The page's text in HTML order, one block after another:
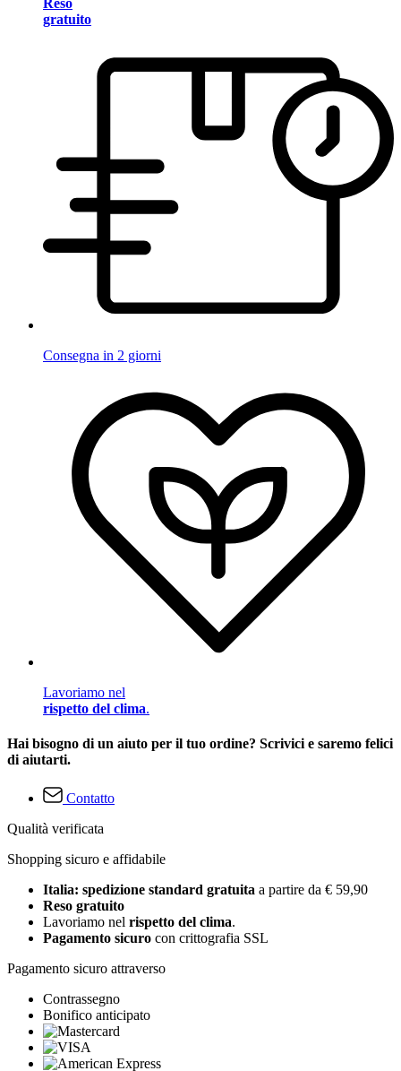
gratuito
Consegna in 2 giorni
Lavoriamo nel
rispetto del clima.
Hai bisogno di un aiuto per il tuo ordine? Scrivici e saremo felici
di aiutarti.
Contatto
Qualità verificata
Shopping sicuro e affidabile
Italia: spedizione standard gratuita a partire da € 59,90
Reso gratuito
Lavoriamo nel rispetto del clima.
Pagamento sicuro con crittografia SSL
Pagamento sicuro attraverso
Contrassegno
Bonifico anticipato